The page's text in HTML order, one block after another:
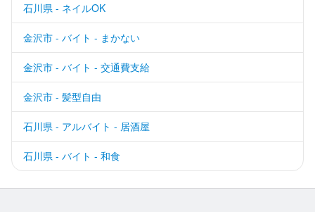
石川県 - ネイルOK
金沢市 - バイト - まかない
金沢市 - バイト - 交通費支給
金沢市 - 髪型自由
石川県 - アルバイト - 居酒屋
石川県 - バイト - 和食